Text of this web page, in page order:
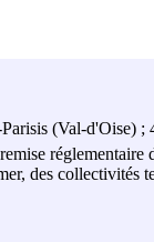
(Val-d'Oise)
réglementaire
des collectivités